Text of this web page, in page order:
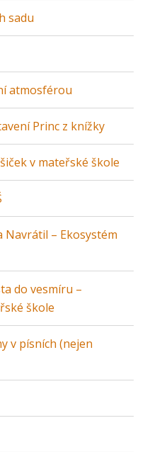
sadu
atmosférou
Princ z knížky
v mateřské škole
Navrátil – Ekosystém
do vesmíru –
škole
v písních (nejen